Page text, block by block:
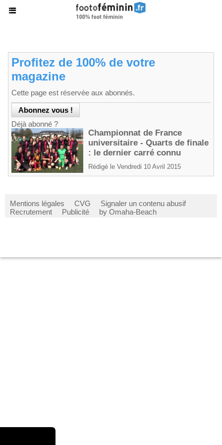
Profitez de 100% de votre
magazine
Cette page est réservée aux abonnés.
Déjà abonné ?
Championnat de France
universitaire - Quarts de finale
: le dernier carré connu
Rédigé le Vendredi 10 Avril 2015
Mentions légales CVG
Signaler un contenu abusif
Recrutement
Publicité by Omaha-Beach